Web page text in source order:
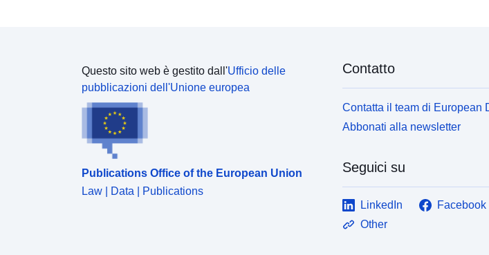
Questo sito web è gestito dall'Ufficio delle
pubblicazioni dell'Unione europea
Publications Office of the European Union
Law | Data | Publications
Contatto
Contatta il team di European
Abbonati alla newsletter
Seguici su
LinkedIn Facebook
Other